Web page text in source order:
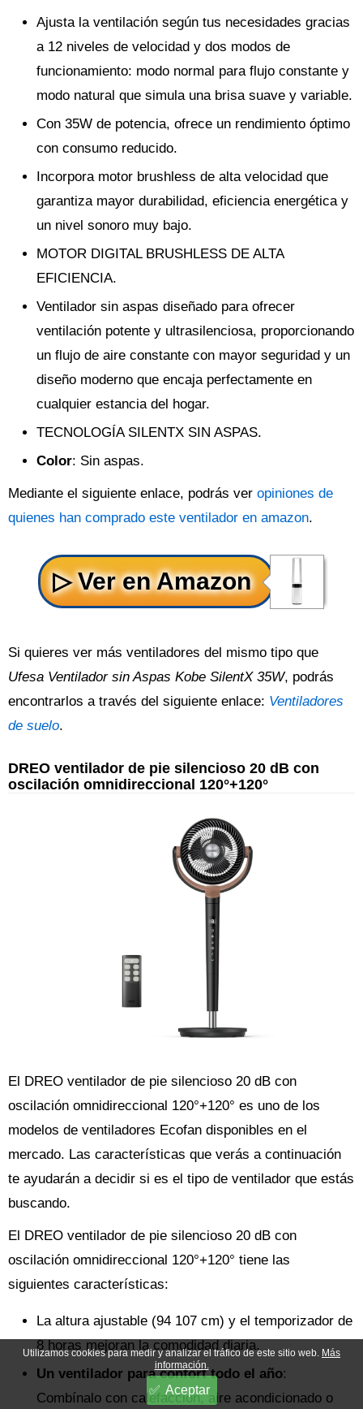
Ajusta la ventilación según tus necesidades gracias
a 12 niveles de velocidad y dos modos de
funcionamiento: modo normal para flujo constante y
modo natural que simula una brisa suave y variable.
Con 35W de potencia, ofrece un rendimiento óptimo
con consumo reducido.
Incorpora motor brushless de alta velocidad que
garantiza mayor durabilidad, eficiencia energética y
un nivel sonoro muy bajo.
MOTOR DIGITAL BRUSHLESS DE ALTA
EFICIENCIA.
Ventilador sin aspas diseñado para ofrecer
ventilación potente y ultrasilenciosa, proporcionando
un flujo de aire constante con mayor seguridad y un
diseño moderno que encaja perfectamente en
cualquier estancia del hogar.
TECNOLOGÍA SILENTX SIN ASPAS.
Color: Sin aspas.
Mediante el siguiente enlace, podrás ver opiniones de
quienes han comprado este ventilador en amazon.
Si quieres ver más ventiladores del mismo tipo que
Ufesa Ventilador sin Aspas Kobe SilentX 35W, podrás
encontrarlos a través del siguiente enlace: Ventiladores
de suelo.
DREO ventilador de pie silencioso 20 dB con
oscilación omnidireccional 120°+120°
El DREO ventilador de pie silencioso 20 dB con
oscilación omnidireccional 120°+120° es uno de los
modelos de ventiladores Ecofan disponibles en el
mercado. Las características que verás a continuación
te ayudarán a decidir si es el tipo de ventilador que estás
buscando.
El DREO ventilador de pie silencioso 20 dB con
oscilación omnidireccional 120°+120° tiene las
siguientes características:
La altura ajustable (94 107 cm) y el temporizador de
8 horas mejoran la comodidad diaria.
Un ventilador para confort todo el año:
Combínalo con calefacción, aire acondicionado o
Utilizamos cookies para medir y analizar el tráfico de este sitio web. Más
información.
Aceptar